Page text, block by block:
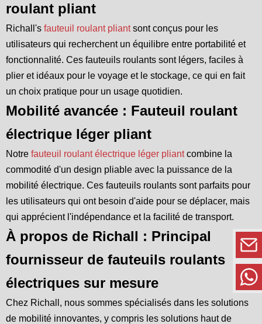
roulant pliant
Richall's fauteuil roulant pliantsont conçus pour les
utilisateurs qui recherchent un équilibre entre portabilité et
fonctionnalité. Ces fauteuils roulants sont légers, faciles à
plier et idéaux pour le voyage et le stockage, ce qui en fait
un choix pratique pour un usage quotidien.
Mobilité avancée : Fauteuil roulant
électrique léger pliant
Notre fauteuil roulant électrique léger pliantcombine la
commodité d'un design pliable avec la puissance de la
mobilité électrique. Ces fauteuils roulants sont parfaits pour
les utilisateurs qui ont besoin d'aide pour se déplacer, mais
qui apprécient l'indépendance et la facilité de transport.
À propos de Richall : Principal
fournisseur de fauteuils roulants
électriques sur mesure
Chez Richall, nous sommes spécialisés dans les solutions
de mobilité innovantes, y compris les solutions haut de